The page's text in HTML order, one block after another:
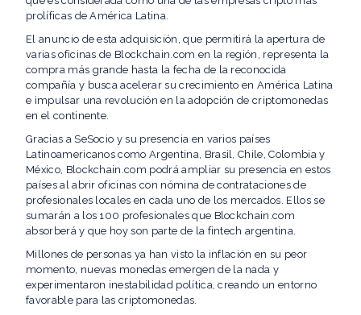
prolíficas de América Latina.
El anuncio de esta adquisición, que permitirá la apertura de
varias oficinas de Blockchain.com en la región, representa la
compra más grande hasta la fecha de la reconocida
compañía y busca acelerar su crecimiento en América Latina
e impulsar una revolución en la adopción de criptomonedas
en el continente.
Gracias a SeSocio y su presencia en varios países
Latinoamericanos como Argentina, Brasil, Chile, Colombia y
México, Blockchain.com podrá ampliar su presencia en estos
países al abrir oficinas con nómina de contrataciones de
profesionales locales en cada uno de los mercados. Ellos se
sumarán a los 100 profesionales que Blockchain.com
absorberá y que hoy son parte de la fintech argentina.
Millones de personas ya han visto la inflación en su peor
momento, nuevas monedas emergen de la nada y
experimentaron inestabilidad política, creando un entorno
favorable para las criptomonedas.